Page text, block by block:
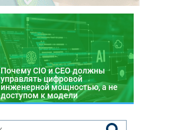
Почему CIO и CEO должны
управлять цифровой
инженерной мощностью, а не
доступом к модели